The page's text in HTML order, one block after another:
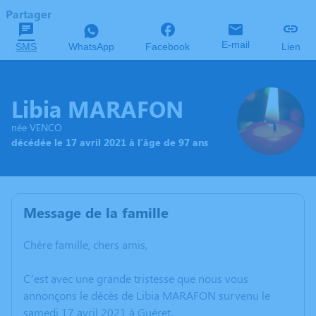
Partager
SMS WhatsApp Facebook E-mail Lien
Libia MARAFON
née VENCO
décédée le 17 avril 2021 à l'âge de 97 ans
Message de la famille
Chère famille, chers amis,
C’est avec une grande tristesse que nous vous
annonçons le décès de Libia MARAFON survenu le
samedi 17 avril 2021 à Guéret.